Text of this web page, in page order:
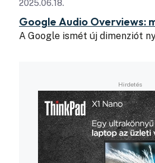
2025.06.18.
Google Audio Overviews:
A Google ismét új dimenziót